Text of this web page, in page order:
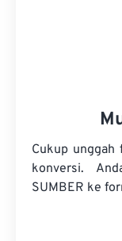
Cukup
konversi.
SUMBER ke